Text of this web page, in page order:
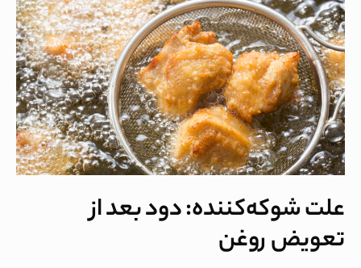
علت شوکه‌کننده: دود بعد از
تعویض روغن